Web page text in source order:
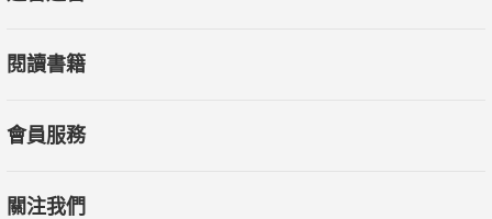
閱讀書籍
會員服務
關注我們